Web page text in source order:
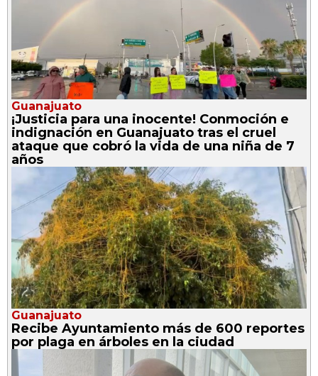
Guanajuato
¡Justicia para una inocente! Conmoción e
indignación en Guanajuato tras el cruel
ataque que cobró la vida de una niña de 7
años
Guanajuato
Recibe Ayuntamiento más de 600 reportes
por plaga en árboles en la ciudad